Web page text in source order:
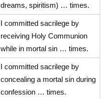
dreams, spiritism) … times.
I committed sacrilege by
receiving Holy Communion
while in mortal sin … times.
I committed sacrilege by
concealing a mortal sin during
confession … times.